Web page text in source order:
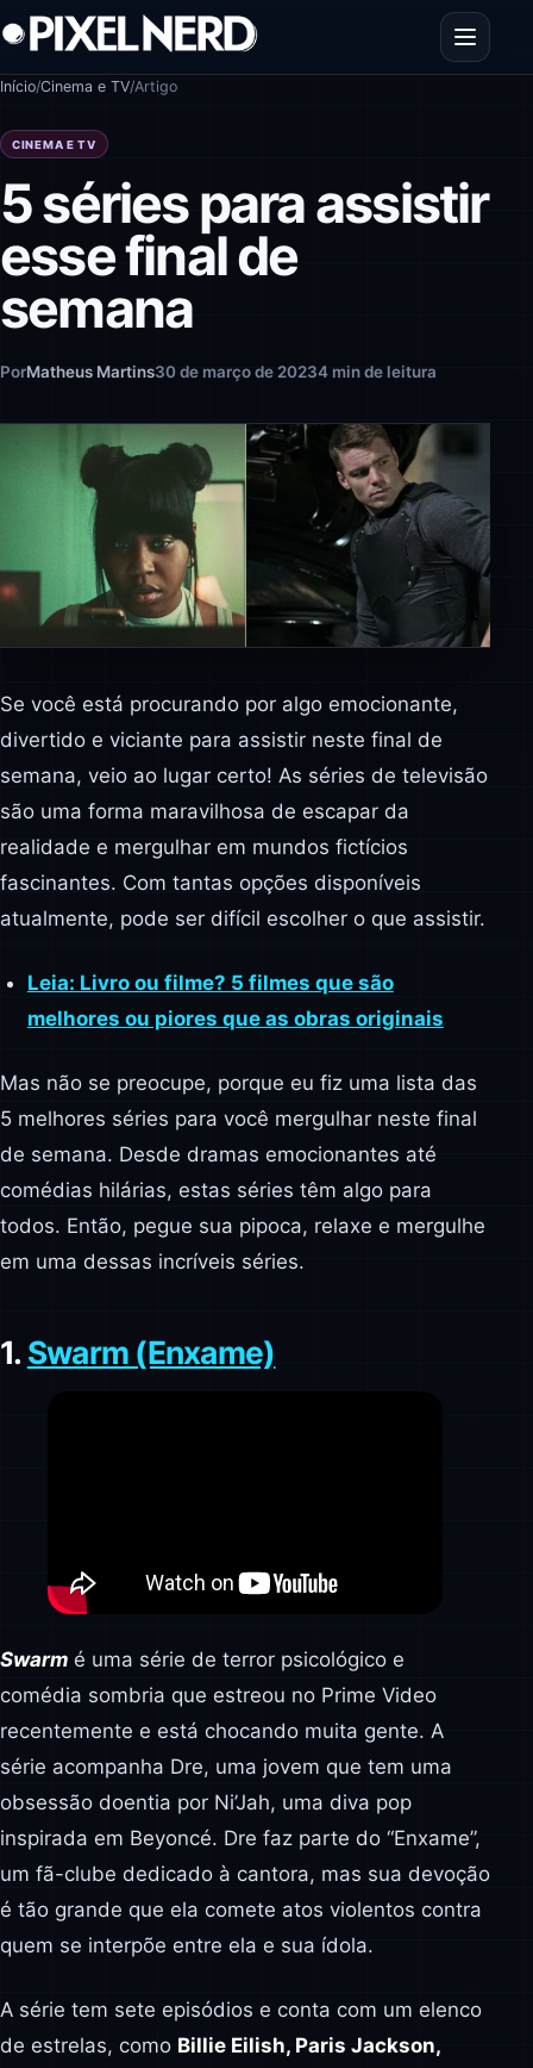
Pular para o conteúdo
Abrir
Início/Cinema e TV/Artigo
CINEMA E TV
5 séries para assistir
esse final de
semana
PorMatheus Martins30 de março de 20234 min de leitura
Se você está procurando por algo emocionante,
divertido e viciante para assistir neste final de
semana, veio ao lugar certo! As séries de televisão
são uma forma maravilhosa de escapar da
realidade e mergulhar em mundos fictícios
fascinantes. Com tantas opções disponíveis
atualmente, pode ser difícil escolher o que assistir.
Leia: Livro ou filme? 5 filmes que são
melhores ou piores que as obras originais
Mas não se preocupe, porque eu fiz uma lista das
5 melhores séries para você mergulhar neste final
de semana. Desde dramas emocionantes até
comédias hilárias, estas séries têm algo para
todos. Então, pegue sua pipoca, relaxe e mergulhe
em uma dessas incríveis séries.
1. Swarm (Enxame)
Swarm é uma série de terror psicológico e
comédia sombria que estreou no Prime Video
recentemente e está chocando muita gente. A
série acompanha Dre, uma jovem que tem uma
obsessão doentia por Ni’Jah, uma diva pop
inspirada em Beyoncé. Dre faz parte do “Enxame”,
um fã-clube dedicado à cantora, mas sua devoção
é tão grande que ela comete atos violentos contra
quem se interpõe entre ela e sua ídola.
A série tem sete episódios e conta com um elenco
de estrelas, como Billie Eilish, Paris Jackson,